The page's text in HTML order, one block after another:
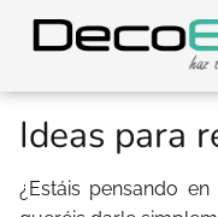
Ideas para
¿Estáis pensando